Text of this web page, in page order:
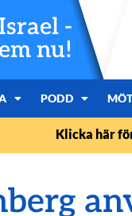
-
nu!
PODD
Klicka här